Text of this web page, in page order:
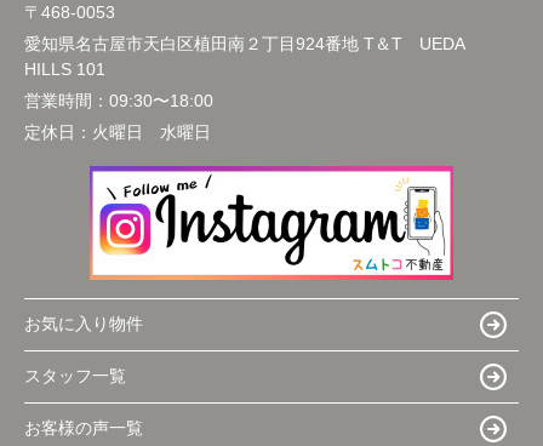
〒468-0053
愛知県名古屋市天白区植田南２丁目924番地 T＆T UEDA
HILLS 101
営業時間： 09:30〜18:00
定休日： 火曜日 水曜日
お気に入り物件
スタッフ一覧
お客様の声一覧